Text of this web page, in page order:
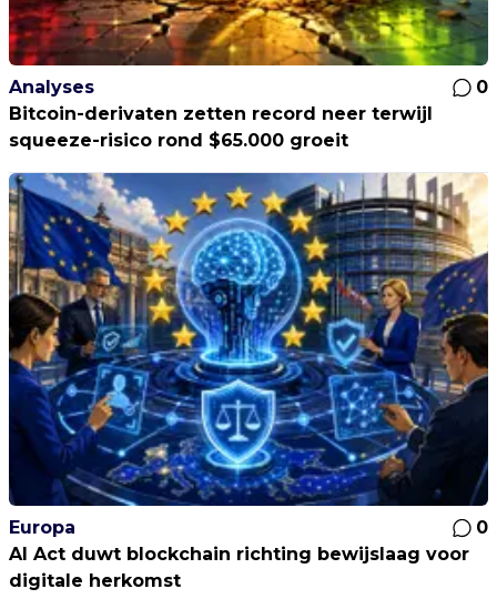
Analyses
0
Bitcoin-derivaten zetten record neer terwijl
squeeze-risico rond $65.000 groeit
Europa
0
AI Act duwt blockchain richting bewijslaag voor
digitale herkomst